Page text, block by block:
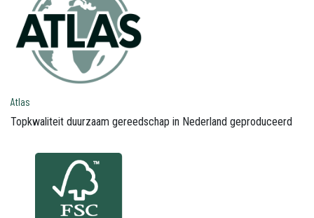
Atlas
Topkwaliteit duurzaam gereedschap in Nederland geproduceerd